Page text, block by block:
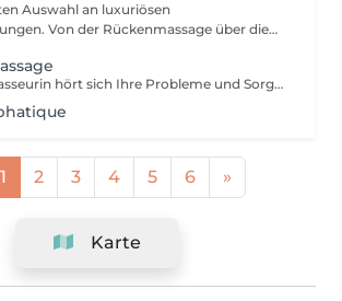
Auswahl an luxuriösen
Von der Rückenmassage über die
Ihre erfahrene Masseurin hört sich Ihre Probleme und Sorgen genau an und bietet Ihnen dann eine individuelle Massage, die sich darauf konzentriert, das zu lindern, was Sie am meisten belastet.
1 2 3 4 5 6 »
Karte